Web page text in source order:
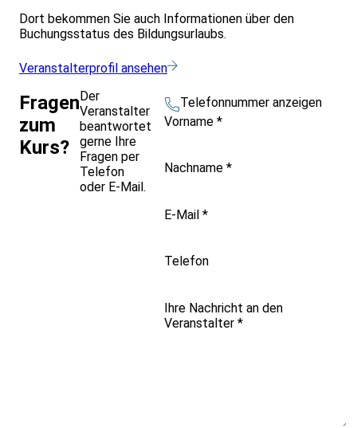
Dort bekommen Sie auch Informationen über den
Buchungsstatus des Bildungsurlaubs.
Veranstalterprofil ansehen
Fragen
zum
Kurs?
Der
Veranstalter
beantwortet
gerne Ihre
Fragen per
Telefon
oder E-Mail.
Telefonnummer anzeigen
Vorname *
Nachname *
E-Mail *
Telefon
Ihre Nachricht an den
Veranstalter *